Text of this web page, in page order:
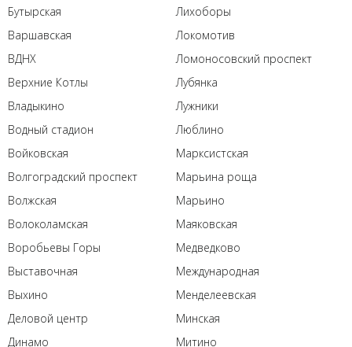
Бутырская
Варшавская
ВДНХ
Верхние Котлы
Владыкино
Водный стадион
Войковская
Волгоградский проспект
Волжская
Волоколамская
Воробьевы Горы
Выставочная
Выхино
Деловой центр
Динамо
Лихоборы
Локомотив
Ломоносовский проспект
Лубянка
Лужники
Люблино
Марксистская
Марьина роща
Марьино
Маяковская
Медведково
Международная
Менделеевская
Минская
Митино